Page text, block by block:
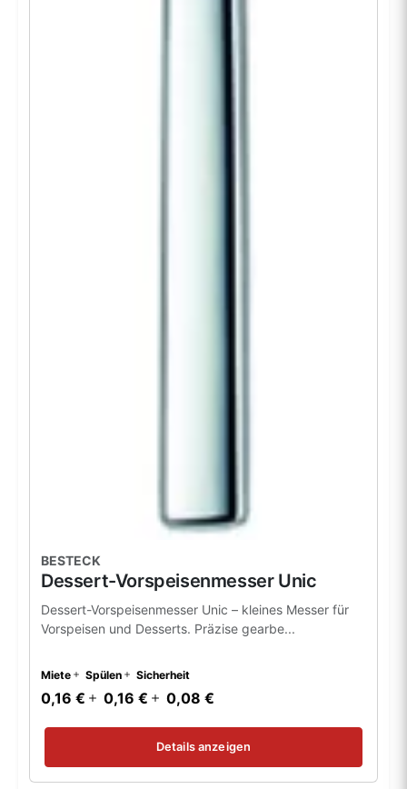
BESTECK
Dessert-Vorspeisenmesser Unic
Dessert-Vorspeisenmesser Unic – kleines Messer für
Vorspeisen und Desserts. Präzise gearbe...
Miete Spülen Sicherheit
0,16 € 0,16 € 0,08 €
Details anzeigen